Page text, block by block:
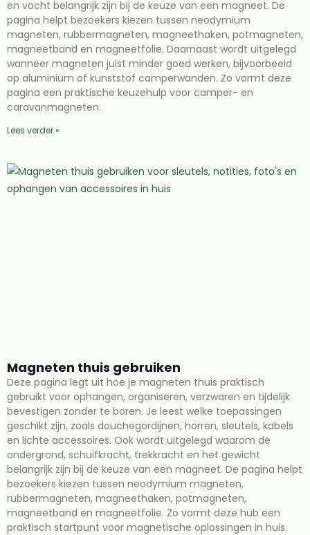
en vocht belangrijk zijn bij de keuze van een magneet. De
pagina helpt bezoekers kiezen tussen neodymium
magneten, rubbermagneten, magneethaken, potmagneten,
magneetband en magneetfolie. Daarnaast wordt uitgelegd
wanneer magneten juist minder goed werken, bijvoorbeeld
op aluminium of kunststof camperwanden. Zo vormt deze
pagina een praktische keuzehulp voor camper- en
caravanmagneten.
Lees verder »
Magneten thuis gebruiken
Deze pagina legt uit hoe je magneten thuis praktisch
gebruikt voor ophangen, organiseren, verzwaren en tijdelijk
bevestigen zonder te boren. Je leest welke toepassingen
geschikt zijn, zoals douchegordijnen, horren, sleutels, kabels
en lichte accessoires. Ook wordt uitgelegd waarom de
ondergrond, schuifkracht, trekkracht en het gewicht
belangrijk zijn bij de keuze van een magneet. De pagina helpt
bezoekers kiezen tussen neodymium magneten,
rubbermagneten, magneethaken, potmagneten,
magneetband en magneetfolie. Zo vormt deze hub een
praktisch startpunt voor magnetische oplossingen in huis.